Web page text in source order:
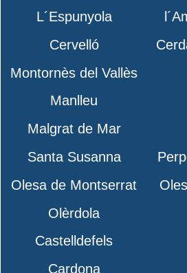
L´Espunyola
Cervelló
Montornès del Vallès
Manlleu
Malgrat de Mar
Santa Susanna
Olesa de Montserrat
Olèrdola
Castelldefels
Cardona